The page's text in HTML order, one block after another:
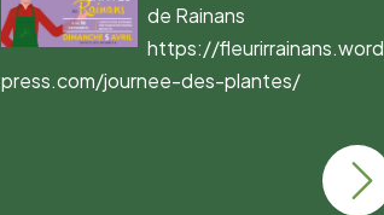
de Rainans
https://fleurirrainans.word
press.com/journee-des-plantes/